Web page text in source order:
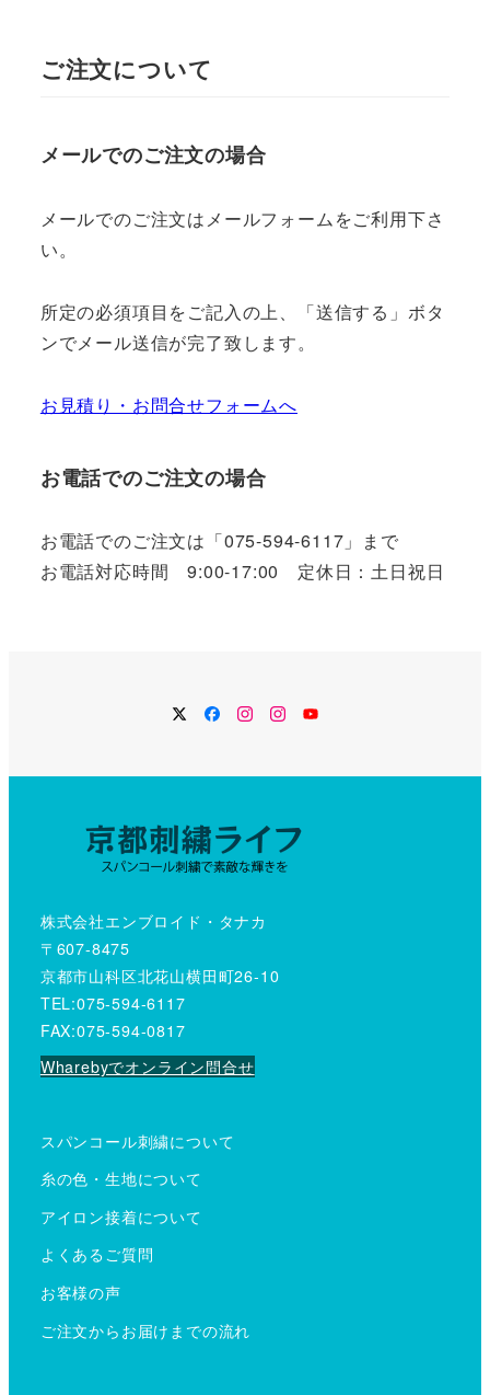
ご注文について
メールでのご注文の場合
メールでのご注文はメールフォームをご利用下さ
い。
所定の必須項目をご記入の上、「送信する」ボタ
ンでメール送信が完了致します。
お見積り・お問合せフォームへ
お電話でのご注文の場合
お電話でのご注文は「075-594-6117」まで
お電話対応時間 9:00-17:00 定休日：土日祝日
TwitterFacebook
Instagram
Instagram
YouTube
株式会社エンブロイド・タナカ
〒607-8475
京都市山科区北花山横田町26-10
TEL:075-594-6117
FAX:075-594-0817
Wharebyでオンライン問合せ
スパンコール刺繍について
糸の色・生地について
アイロン接着について
よくあるご質問
お客様の声
ご注文からお届けまでの流れ